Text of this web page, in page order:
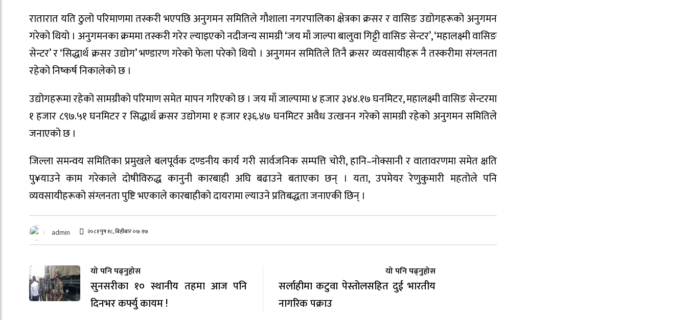
रातारात यति ठुलो परिमाणमा तस्करी भएपछि अनुगमन समितिले गौशाला नगरपालिका क्षेत्रका क्रसर र वासिङ उद्योगहरूको अनुगमन
गरेको थियो । अनुगमनका क्रममा तस्करी गरेर ल्याइएको नदीजन्य सामग्री ‘जय माँ जाल्पा बालुवा गिट्टी वासिङ सेन्टर’, ‘महालक्ष्मी वासिङ
सेन्टर’ र ‘सिद्धार्थ क्रसर उद्योग’ भण्डारण गरेको फेला परेको थियो । अनुगमन समितिले तिनै क्रसर व्यवसायीहरू नै तस्करीमा संग्लनता
रहेको निष्कर्ष निकालेको छ ।
उद्योगहरूमा रहेको सामग्रीको परिमाण समेत मापन गरिएको छ । जय माँ जाल्पामा ४ हजार ३४४.१७ घनमिटर, महालक्ष्मी वासिङ सेन्टरमा
१ हजार ८९७.५१ घनमिटर र सिद्धार्थ क्रसर उद्योगमा १ हजार १३६.४७ घनमिटर अवैध उत्खनन गरेको सामग्री रहेको अनुगमन समितिले
जनाएको छ ।
जिल्ला समन्वय समितिका प्रमुखले बलपूर्वक दण्डनीय कार्य गरी सार्वजनिक सम्पत्ति चोरी, हानि–नोक्सानी र वातावरणमा समेत क्षति
पु¥याउने काम गरेकाले दोषीविरुद्ध कानुनी कारबाही अघि बढाउने बताएका छन् । यता, उपमेयर रेणुकुमारी महतोले पनि
व्यवसायीहरूको संग्लनता पुष्टि भएकाले कारबाहीको दायरामा ल्याउने प्रतिबद्धता जनाएकी छिन् ।
admin २०८१ पुष १८, बिहीबार ०७:१७
यो पनि पढ्नुहोस
सुनसरीका १० स्थानीय तहमा आज पनि
दिनभर कर्फ्यु कायम !
यो पनि पढ्नुहोस
सर्लाहीमा कटुवा पेस्तोलसहित दुई भारतीय
नागरिक पक्राउ